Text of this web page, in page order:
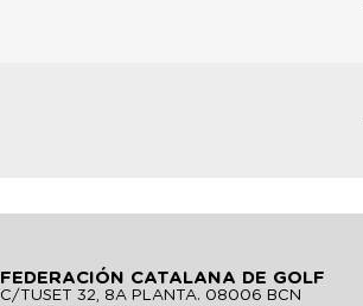
FEDERACIÓN CATALANA DE GOLF
C/TUSET 32, 8A PLANTA. 08006 BCN